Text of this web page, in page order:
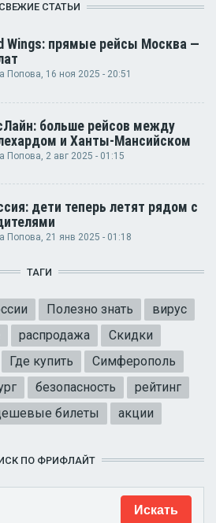
СВЕЖИЕ СТАТЬИ
Wings: прямые рейсы Москва —
Попова, 16 ноя 2025 - 20:51
больше рейсов между
и Ханты-Мансийском
Попова , 2 авг 2025 - 01:15
дети теперь летят рядом с
Попова, 21 янв 2025 - 01:18
ТАГИ
Полезно знать
вирус
распродажа
Скидки
Где купить
Симферополь
безопасность
рейтинг
билеты акции
ПО ФРИФЛАЙТ